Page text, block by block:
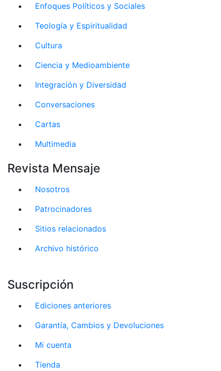
Enfoques Políticos y Sociales
Teología y Espiritualidad
Cultura
Ciencia y Medioambiente
Integración y Diversidad
Conversaciones
Cartas
Multimedia
Revista Mensaje
Nosotros
Patrocinadores
Sitios relacionados
Archivo histórico
Suscripción
Ediciones anteriores
Garantía, Cambios y Devoluciones
Mi cuenta
Tienda